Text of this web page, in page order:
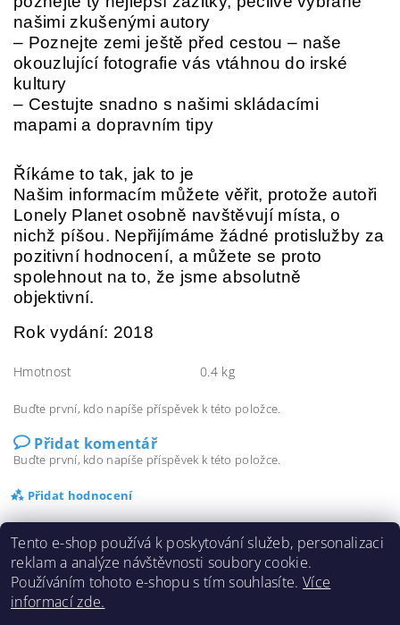
našimi zkušenými autory
– Poznejte zemi ještě před cestou – naše
okouzlující fotografie vás vtáhnou do irské
kultury
– Cestujte snadno s našimi skládacími
mapami a dopravním tipy
Říkáme to tak, jak to je
Našim informacím můžete věřit, protože autoři
Lonely Planet osobně navštěvují místa, o
nichž píšou. Nepřijímáme žádné protislužby za
pozitivní hodnocení, a můžete se proto
spolehnout na to, že jsme absolutně
objektivní.
Rok vydání: 2018
Hmotnost 0.4 kg
Buďte první, kdo napíše příspěvek k této položce.
Přidat komentář
Buďte první, kdo napíše příspěvek k této položce.
Přidat hodnocení
Doprava a platba
Tento e-shop používá k poskytování služeb, personalizaci
reklam a analýze návštěvnosti soubory cookie.
Používáním tohoto e-shopu s tím souhlasíte.Více
informací zde.